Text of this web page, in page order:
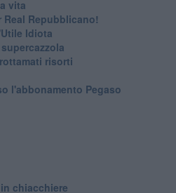
vita
Repubblicano!
Idiota
risorti
l'abbonamento Pegaso
chiacchiere